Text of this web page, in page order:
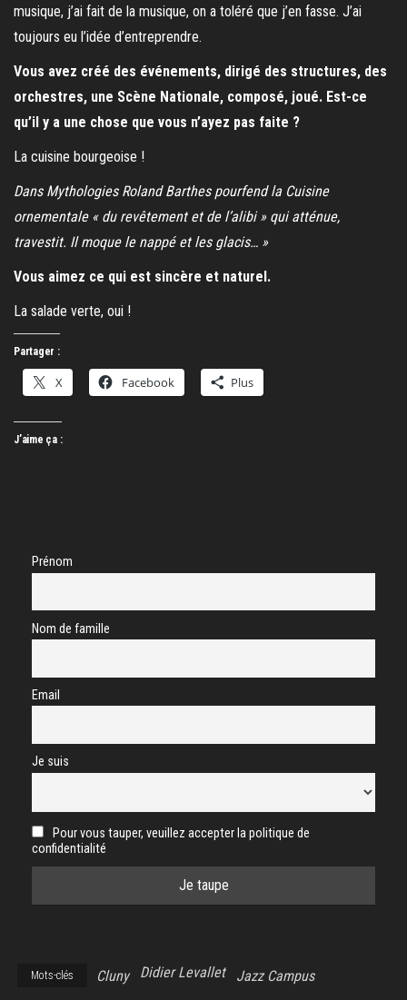
musique, j’ai fait de la musique, on a toléré que j’en fasse. J’ai
toujours eu l’idée d’entreprendre.
Vous avez créé des événements, dirigé des structures, des
orchestres, une Scène Nationale, composé, joué. Est-ce
qu’il y a une chose que vous n’ayez pas faite ?
La cuisine bourgeoise !
Dans Mythologies Roland Barthes pourfend la Cuisine
ornementale « du revêtement et de l’alibi » qui atténue,
travestit. Il moque le nappé et les glacis… »
Vous aimez ce qui est sincère et naturel.
La salade verte, oui !
Partager :
X Facebook Plus
J’aime ça :
Prénom
Nom de famille
Email
Je suis
Pour vous tauper, veuillez accepter la politique de
confidentialité
Mots-clés Cluny Didier Levallet Jazz Campus